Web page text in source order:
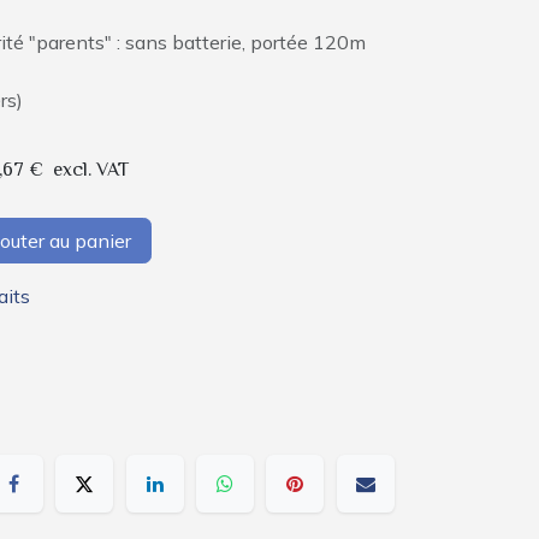
"parents" : sans batterie, portée 120m
€ excl. VAT
au panier